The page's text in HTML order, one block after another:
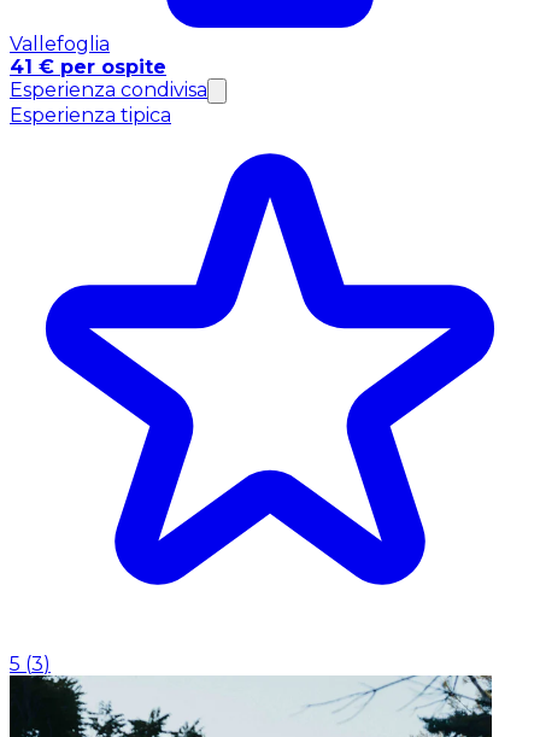
Vallefoglia
41 € per ospite
Esperienza condivisa
Esperienza tipica
5 (3)